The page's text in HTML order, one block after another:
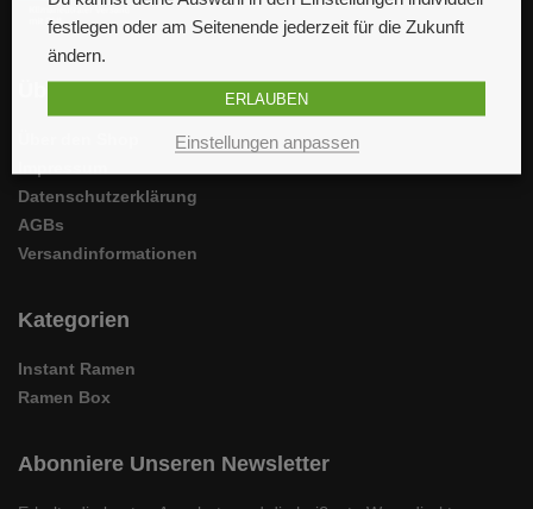
Über Uns
Datenschutzerklärung
AGBs
Versandinformationen
Kategorien
Instant Ramen
Ramen Box
Abonniere Unseren Newsletter
festlegen oder am Seitenende jederzeit für die Zukunft
ändern.
ERLAUBEN
Einstellungen anpassen